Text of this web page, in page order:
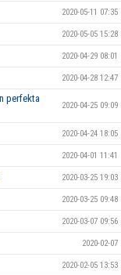
2020-05-11 07:35
2020-05-05 15:28
2020-04-29 08:01
2020-04-28 12:47
perfekta
2020-04-25 09:09
2020-04-24 18:05
2020-04-01 11:41
2020-03-25 19:03
2020-03-25 09:48
2020-03-07 09:56
2020-02-07
2020-02-05 13:53